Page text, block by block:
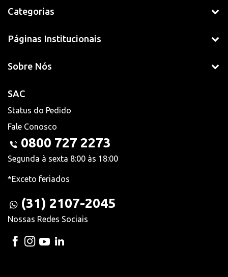
Categorias
Páginas Institucionais
Sobre Nós
SAC
Status do Pedido
Fale Conosco
0800 727 2273
Segunda à sexta 8:00 às 18:00
*Exceto feriados
(31) 2107-2045
Nossas Redes Sociais